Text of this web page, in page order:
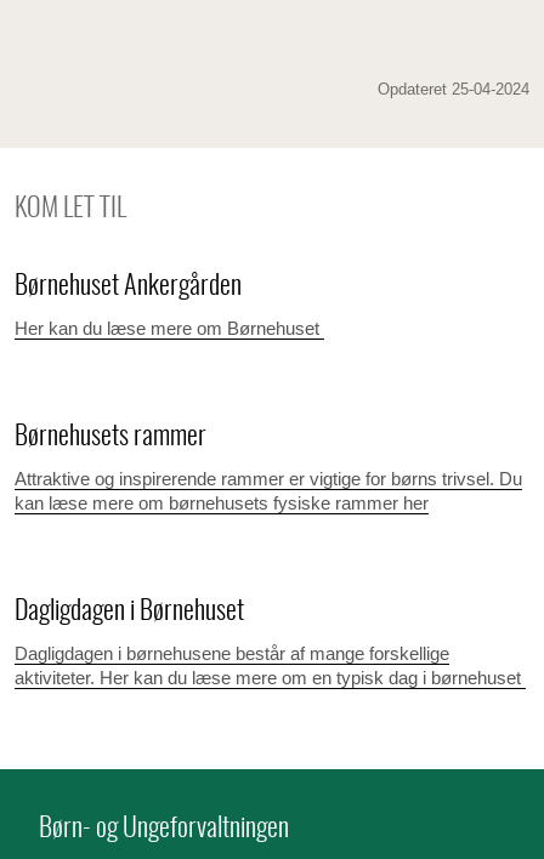
Opdateret 25-04-2024
KOM LET TIL
Børnehuset Ankergården
Her kan du læse mere om Børnehuset
Børnehusets rammer
Attraktive og inspirerende rammer er vigtige for børns trivsel. Du
kan læse mere om børnehusets fysiske rammer her
Dagligdagen i Børnehuset
Dagligdagen i børnehusene består af mange forskellige
aktiviteter. Her kan du læse mere om en typisk dag i børnehuset
Børn- og Ungeforvaltningen